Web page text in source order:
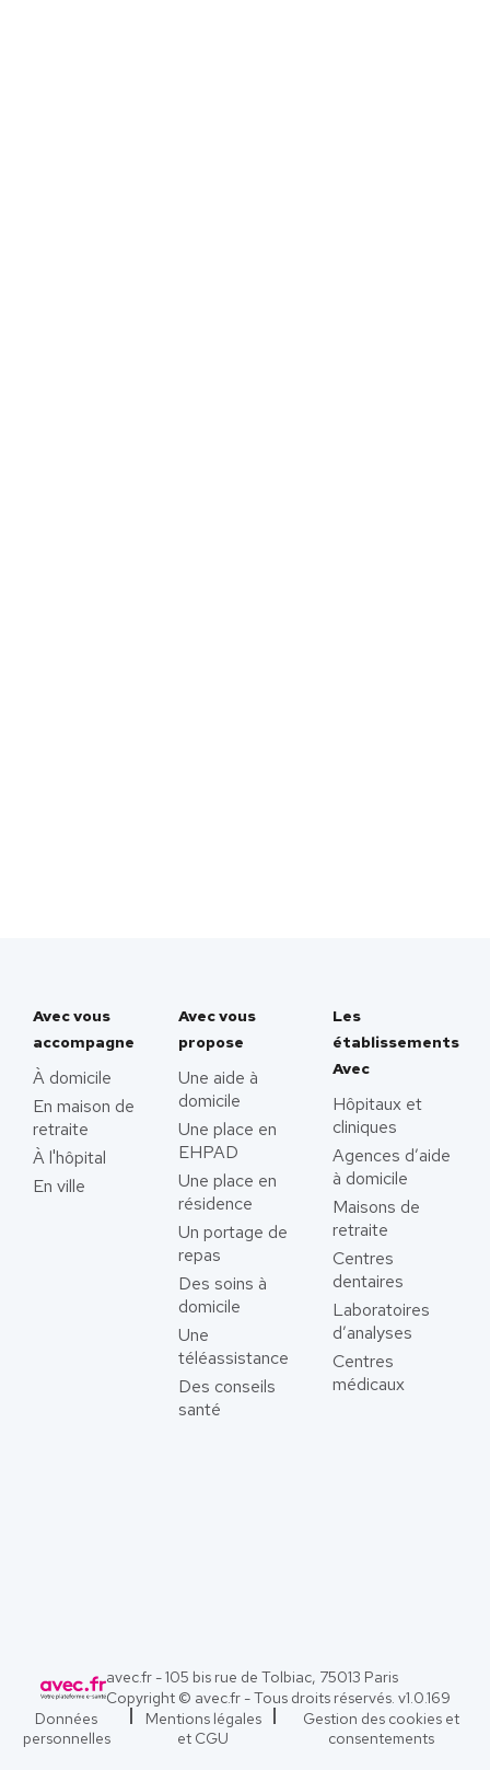
Avec vous
accompagne
À domicile
En maison de
retraite
À l'hôpital
En ville
Avec vous
propose
Une aide à
domicile
Une place en
EHPAD
Une place en
résidence
Un portage de
repas
Des soins à
domicile
Une
téléassistance
Des conseils
santé
Les
établissements
Avec
Hôpitaux et
cliniques
Agences d’aide
à domicile
Maisons de
retraite
Centres
dentaires
Laboratoires
d’analyses
Centres
médicaux
avec.fr - 105 bis rue de Tolbiac, 75013 Paris
Copyright © avec.fr - Tous droits réservés. v1.0.169
Données
personnelles
Mentions légales
et CGU
Gestion des cookies et
consentements